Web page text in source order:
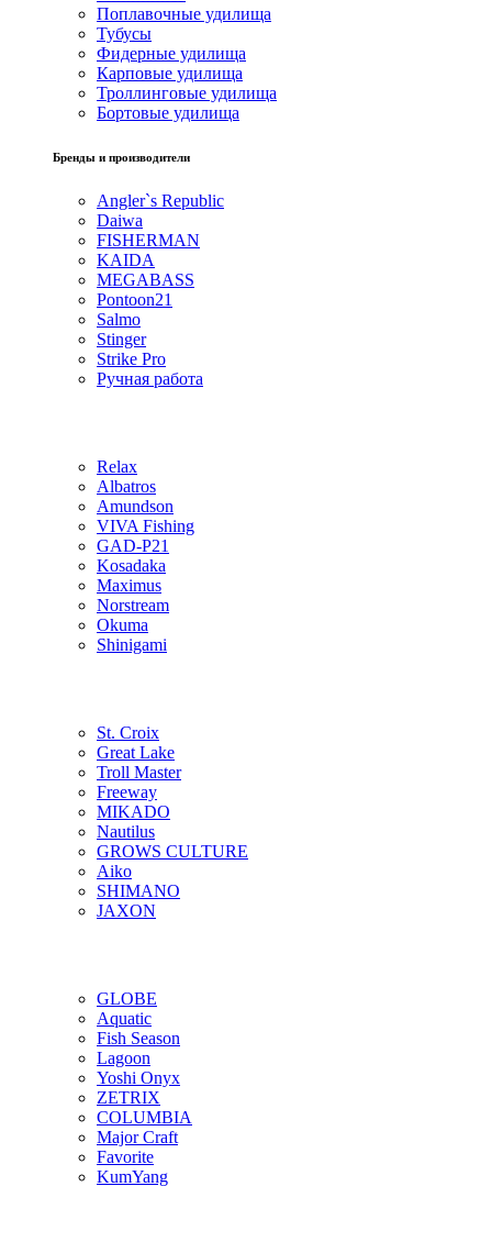
Поплавочные удилища
Тубусы
Фидерные удилища
Карповые удилища
Троллинговые удилища
Бортовые удилища
Бренды и производители
Angler`s Republic
Daiwa
FISHERMAN
KAIDA
MEGABASS
Pontoon21
Salmo
Stinger
Strike Pro
Ручная работа
Relax
Albatros
Amundson
VIVA Fishing
GAD-P21
Kosadaka
Maximus
Norstream
Okuma
Shinigami
St. Croix
Great Lake
Troll Master
Freeway
MIKADO
Nautilus
GROWS CULTURE
Aiko
SHIMANO
JAXON
GLOBE
Aquatic
Fish Season
Lagoon
Yoshi Onyx
ZETRIX
COLUMBIA
Major Craft
Favorite
KumYang